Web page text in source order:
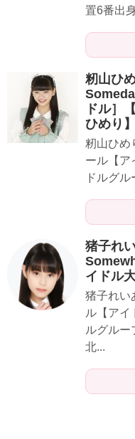
置6番出
籾山ひ
ドル］
ひめり】
籾山ひめ
ール【ア
ドルグ
猪子れ
イドル
猪子れい
ル【アイ
ルグルー
北...